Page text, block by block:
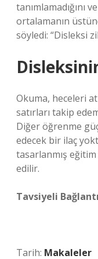
tanımlamadığını
ortalamanın
söyledi: “Disleksi
Okuma, heceleri
satırları takip
Diğer öğrenme
edecek bir ilaç
tasarlanmış
edilir.
Tavsiyeli
Tarih: Makaleler